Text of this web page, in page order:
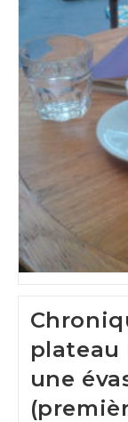
plateau
une